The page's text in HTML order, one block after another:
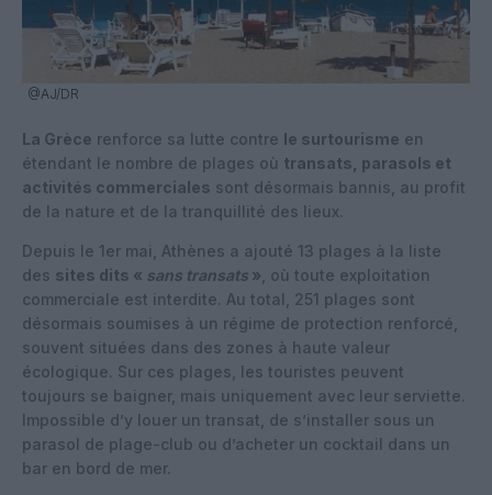
@AJ/DR
La Grèce renforce sa lutte contre le surtourisme en
étendant le nombre de plages où transats, parasols et
activités commerciales sont désormais bannis, au profit
de la nature et de la tranquillité des lieux.
Depuis le 1er mai, Athènes a ajouté 13 plages à la liste
des sites dits « sans transats » , où toute exploitation
commerciale est interdite. Au total, 251 plages sont
désormais soumises à un régime de protection renforcé,
souvent situées dans des zones à haute valeur
écologique. Sur ces plages, les touristes peuvent
toujours se baigner, mais uniquement avec leur serviette.
Impossible d’y louer un transat, de s’installer sous un
parasol de plage-club ou d’acheter un cocktail dans un
bar en bord de mer.